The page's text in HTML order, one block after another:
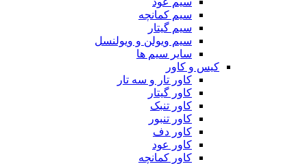
سیم کمانچه
سیم گیتار
سیم ویولن و ویولنسل
سایر سیم ها
کیس و کاور
کاور تار و سه تار
کاور گیتار
کاور تنبک
کاور تنبور
کاور دف
کاور عود
کاور کمانچه